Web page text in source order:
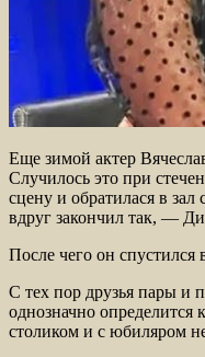
Еще зимой актер
Случилось это при
сцену и обратилася в
вдруг закончил так, —
После чего он спустился
С тех пор друзья пары и
однозначно
столиком и с юбиляром